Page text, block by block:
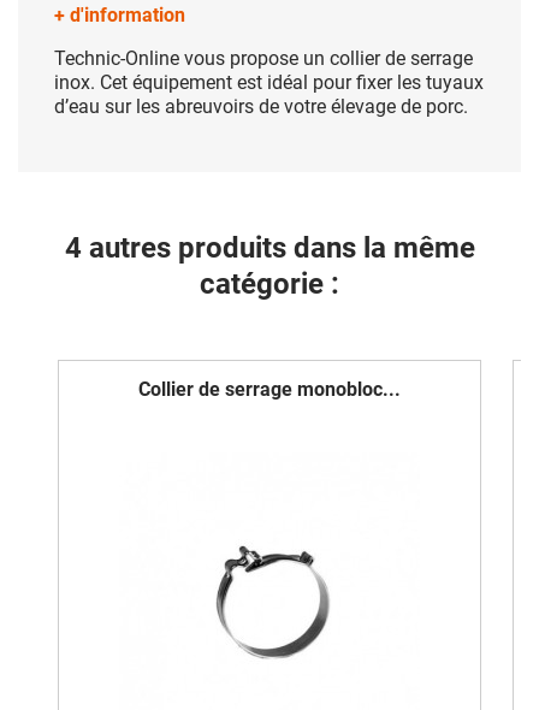
+ d'information
Technic-Online vous propose un collier de serrage
inox. Cet équipement est idéal pour fixer les tuyaux
d’eau sur les abreuvoirs de votre élevage de porc.
4 autres produits dans la même
catégorie :
Collier de serrage monobloc...